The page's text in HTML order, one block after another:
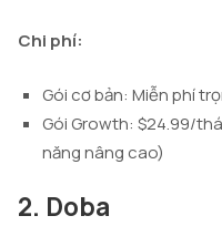
Chi phí:
Gói cơ bản: Miễn phí
Gói Growth: $24.99/
năng nâng cao)
2. Doba